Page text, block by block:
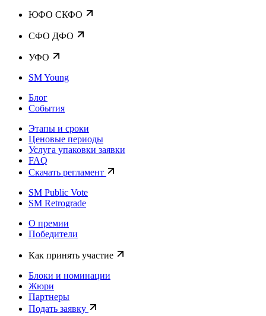
ЮФО СКФО
CФО ДФО
УФО
SM Young
Блог
События
Этапы и сроки
Ценовые периоды
Услуга упаковки заявки
FAQ
Скачать регламент
SM Public Vote
SM Retrograde
О премии
Победители
Как принять участие
Блоки и номинации
Жюри
Партнеры
Подать заявку